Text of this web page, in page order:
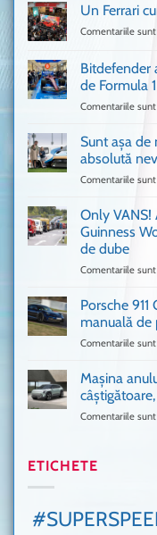
Un Ferrari
Comentariile
Bitdefender
de Formula 1
Comentariile
Sunt așa de
absolută
Comentariile
Only VANS!
Guinness
de dube
Comentariile
Porsche
manuală de
Comentariile
Mașina
Comentariile
ETICHETE